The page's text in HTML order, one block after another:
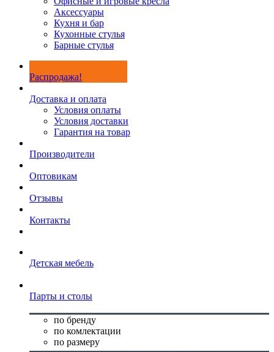
Аксессуары
Кухня и бар
Кухонные стулья
Барные стулья
Распродажа!
Доставка и оплата
Условия оплаты
Условия доставки
Гарантия на товар
Производители
Оптовикам
Отзывы
Контакты
Детская мебель
Парты и столы
по бренду
по комлектации
по размеру